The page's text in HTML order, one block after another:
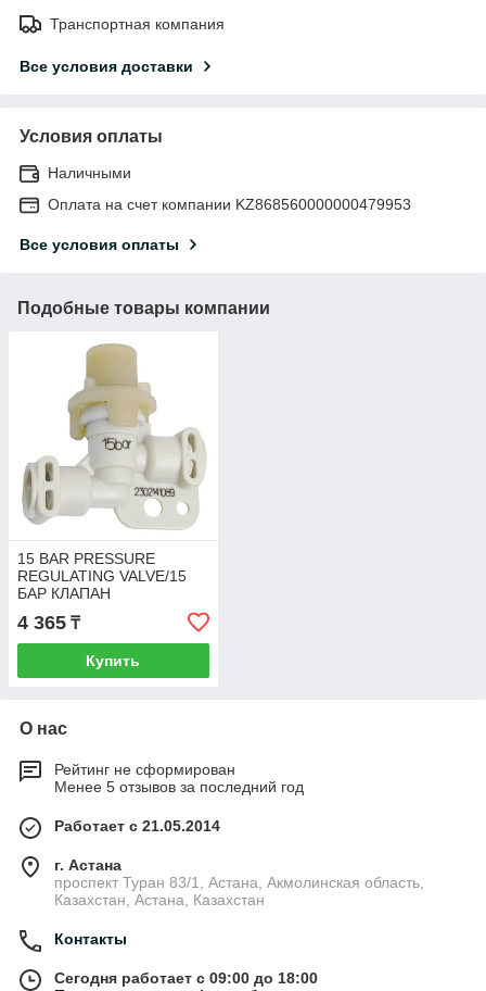
Транспортная компания
Все условия доставки
Условия оплаты
Наличными
Оплата на счет компании KZ868560000000479953
Все условия оплаты
Подобные товары компании
15 BAR PRESSURE
REGULATING VALVE/15
БАР КЛАПАН
РЕГУЛИРОВАНИЯ
ДАВЛЕНИЯ (7NN0207)
4 365 ₸
Купить
О нас
Рейтинг не сформирован
Менее 5 отзывов за последний год
Работает с 21.05.2014
г. Астана
проспект Туран 83/1, Астана, Акмолинская область,
Казахстан, Астана, Казахстан
Контакты
Сегодня работает с 09:00 до 18:00